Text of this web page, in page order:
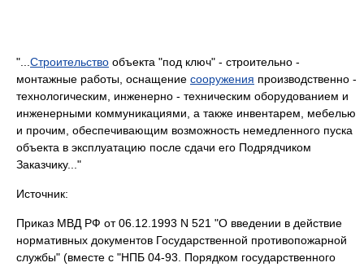
"... Строительство объекта "под ключ" - строительно -
монтажные работы, оснащение сооружения производственно -
технологическим, инженерно - техническим оборудованием и
инженерными коммуникациями, а также инвентарем, мебелью
и прочим, обеспечивающим возможность немедленного пуска
объекта в эксплуатацию после сдачи его Подрядчиком
Заказчику..."
Источник:
Приказ МВД РФ от 06.12.1993 N 521 "О введении в действие
нормативных документов Государственной противопожарной
службы" (вместе с "НПБ 04-93. Порядком государственного